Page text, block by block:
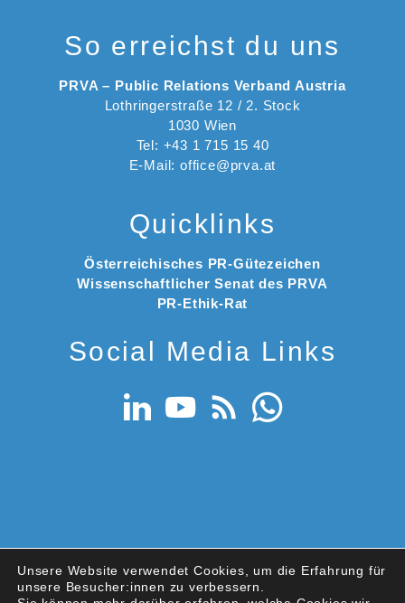
So erreichst du uns
PRVA – Public Relations Verband Austria
Lothringerstraße 12 / 2. Stock
1030 Wien
Tel: +43 1 715 15 40
E-Mail: office@prva.at
Quicklinks
Österreichisches PR-Gütezeichen
Wissenschaftlicher Senat des PRVA
PR-Ethik-Rat
Social Media Links
© 2026 PRVA – Public Relations Verband Austria
Unsere Website verwendet Cookies, um die Erfahrung für
unsere Besucher:innen zu verbessern.